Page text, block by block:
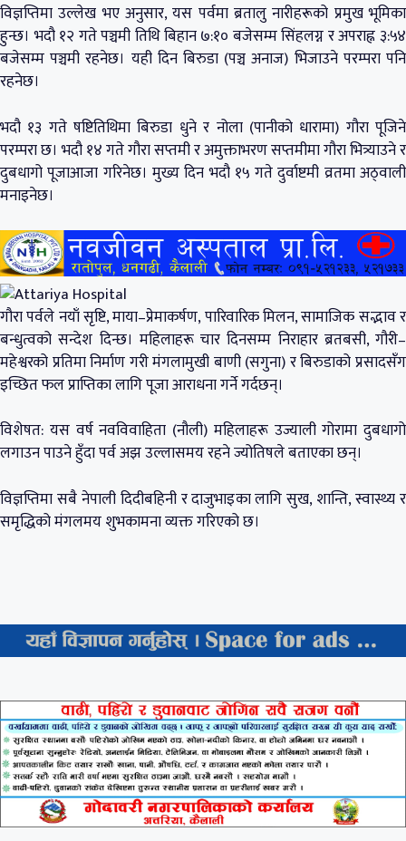
विज्ञप्तिमा उल्लेख भए अनुसार, यस पर्वमा ब्रतालु नारीहरूको प्रमुख भूमिका
हुन्छ। भदौ १२ गते पञ्चमी तिथि बिहान ७:१० बजेसम्म सिंहलग्न र अपराह्न ३:५४
बजेसम्म पञ्चमी रहनेछ। यही दिन बिरुडा (पञ्च अनाज) भिजाउने परम्परा पनि
रहनेछ।
भदौ १३ गते षष्टितिथिमा बिरुडा धुने र नोला (पानीको धारामा) गौरा पूजिने
परम्परा छ। भदौ १४ गते गौरा सप्तमी र अमुक्ताभरण सप्तमीमा गौरा भित्र्याउने र
दुबधागो पूजाआजा गरिनेछ। मुख्य दिन भदौ १५ गते दुर्वाष्टमी व्रतमा अठ्वाली
मनाइनेछ।
गौरा पर्वले नयाँ सृष्टि, माया–प्रेमाकर्षण, पारिवारिक मिलन, सामाजिक सद्भाव र
बन्धुत्वको सन्देश दिन्छ। महिलाहरू चार दिनसम्म निराहार ब्रतबसी, गौरी–
महेश्वरको प्रतिमा निर्माण गरी मंगलामुखी बाणी (सगुना) र बिरुडाको प्रसादसँग
इच्छित फल प्राप्तिका लागि पूजा आराधना गर्ने गर्दछन्।
विशेषत: यस वर्ष नवविवाहिता (नौली) महिलाहरू उज्याली गोरामा दुबधागो
लगाउन पाउने हुँदा पर्व अझ उल्लासमय रहने ज्योतिषले बताएका छन्।
विज्ञप्तिमा सबै नेपाली दिदीबहिनी र दाजुभाइका लागि सुख, शान्ति, स्वास्थ्य र
समृद्धिको मंगलमय शुभकामना व्यक्त गरिएको छ।